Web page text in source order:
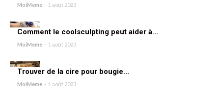
MoiMeme - 1 août 2023
Comment le coolsculpting peut aider à...
MoiMeme - 1 août 2023
Trouver de la cire pour bougie...
MoiMeme - 1 août 2023